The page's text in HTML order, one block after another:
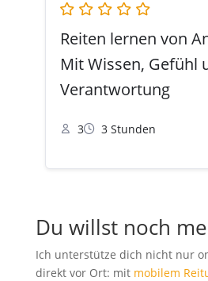
Reiten lernen von
Mit Wissen, Gefühl
Verantwortung
3 3 Stunden
Du willst noch
Ich unterstütze dich nicht nur
direkt vor Ort: mit mobilem